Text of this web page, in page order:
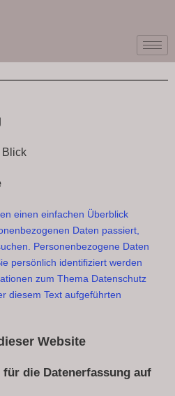
Blick
einen einfachen Überblick
Daten passiert,
Personenbezogene Daten
persönlich identifiziert werden
zum Thema Datenschutz
diesem Text aufgeführten
Website
die Datenerfassung auf